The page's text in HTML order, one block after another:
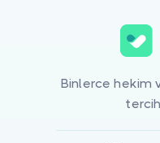
Binlerce hekim